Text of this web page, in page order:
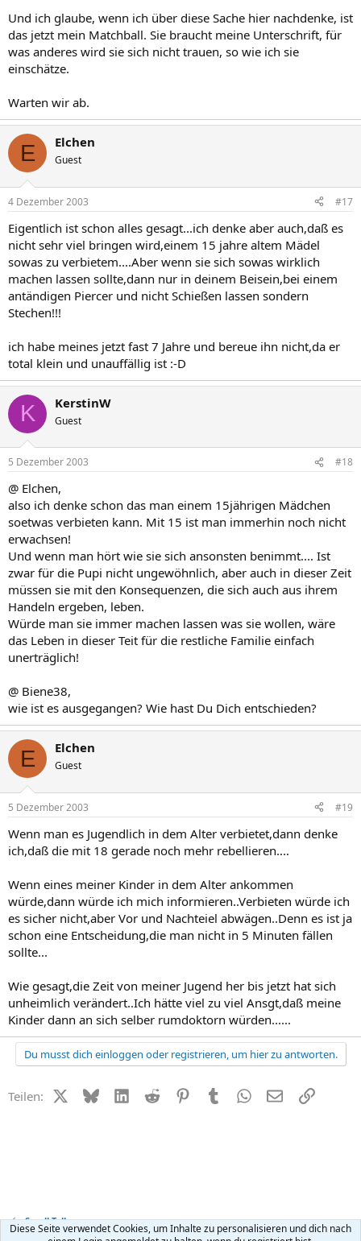
Und ich glaube, wenn ich über diese Sache hier nachdenke, ist
das jetzt mein Matchball. Sie braucht meine Unterschrift, für
was anderes wird sie sich nicht trauen, so wie ich sie
einschätze.
Warten wir ab.
E Elchen
Guest
4 Dezember 2003 #17
Eigentlich ist schon alles gesagt...ich denke aber auch,daß es
nicht sehr viel bringen wird,einem 15 jahre altem Mädel
sowas zu verbietem....Aber wenn sie sich sowas wirklich
machen lassen sollte,dann nur in deinem Beisein,bei einem
antändigen Piercer und nicht Schießen lassen sondern
Stechen!!!
ich habe meines jetzt fast 7 Jahre und bereue ihn nicht,da er
total klein und unauffällig ist :-D
K KerstinW
Guest
5 Dezember 2003 #18
@ Elchen,
also ich denke schon das man einem 15jährigen Mädchen
soetwas verbieten kann. Mit 15 ist man immerhin noch nicht
erwachsen!
Und wenn man hört wie sie sich ansonsten benimmt.... Ist
zwar für die Pupi nicht ungewöhnlich, aber auch in dieser Zeit
müssen sie mit den Konsequenzen, die sich auch aus ihrem
Handeln ergeben, leben.
Würde man sie immer machen lassen was sie wollen, wäre
das Leben in dieser Teit für die restliche Familie einfach
unerträglich!
@ Biene38,
wie ist es ausgegangen? Wie hast Du Dich entschieden?
E Elchen
Guest
5 Dezember 2003 #19
Wenn man es Jugendlich in dem Alter verbietet,dann denke
ich,daß die mit 18 gerade noch mehr rebellieren....
Wenn eines meiner Kinder in dem Alter ankommen
würde,dann würde ich mich informieren..Verbieten würde ich
es sicher nicht,aber Vor und Nachteiel abwägen..Denn es ist ja
schon eine Entscheidung,die man nicht in 5 Minuten fällen
sollte...
Wie gesagt,die Zeit von meiner Jugend her bis jetzt hat sich
unheimlich verändert..Ich hätte viel zu viel Ansgt,daß meine
Kinder dann an sich selber rumdoktorn würden......
Du musst dich einloggen oder registrieren, um hier zu antworten.
Teilen: X (Twitter)
BlueskyLinkedIn
Reddit PinterestTumblr WhatsApp
E-MailLink
Small Talk
Diese Seite verwendet Cookies, um Inhalte zu personalisieren und dich nach